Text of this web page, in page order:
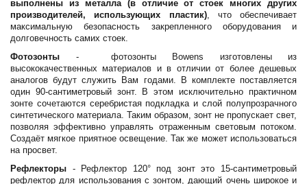
выполнены из металла (в отличие от стоек многих других
производителей, использующих пластик), что обеспечивает
максимальную безопасность закрепленного оборудования и
долговечность самих стоек.
Фотозонты - фотозонты Bowens изготовлены из
высококачественных материалов и в отличии от более дешевых
аналогов будут служить Вам годами. В комплекте поставляется
один 90-сантиметровый зонт. В этом исключительно практичном
зонте сочетаются серебристая подкладка и слой полупрозрачного
синтетического материала. Таким образом, зонт не пропускает свет,
позволяя эффективно управлять отраженным световым потоком.
Создаёт мягкое приятное освещение. Так же может использоваться
на просвет.
Рефлекторы - Рефлектор 120° под зонт это 15-сантиметровый
рефлектор для использования с зонтом, дающий очень широкое и